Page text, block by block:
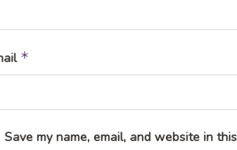
*
Save my name, email, and website in